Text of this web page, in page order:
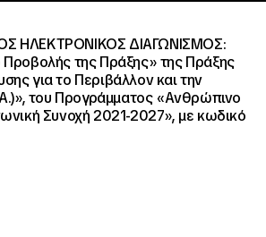
ΗΛΕΚΤΡΟΝΙΚΟΣ ΔΙΑΓΩΝΙΣΜΟΣ:
της Πράξης» της Πράξης
για το Περιβάλλον και την
του Προγράμματος «Ανθρώπινο
Συνοχή 2021-2027», με κωδικό